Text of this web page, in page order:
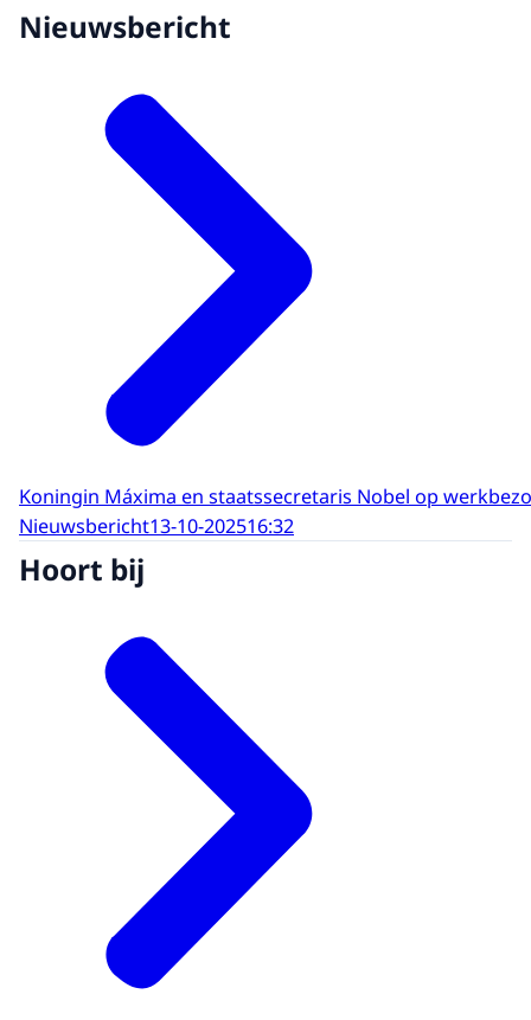
Nieuwsbericht
Koningin Máxima en staatssecretaris Nobel op
Nieuwsbericht13-10-202516:32
Hoort bij